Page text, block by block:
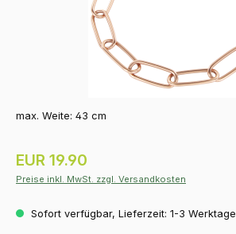
max. Weite: 43 cm
Regulärer Preis:
EUR 19.90
Preise inkl. MwSt. zzgl. Versandkosten
Sofort verfügbar, Lieferzeit: 1-3 Werktage